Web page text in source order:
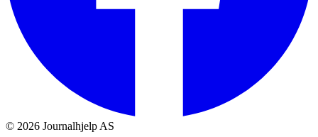
© 2026 Journalhjelp AS